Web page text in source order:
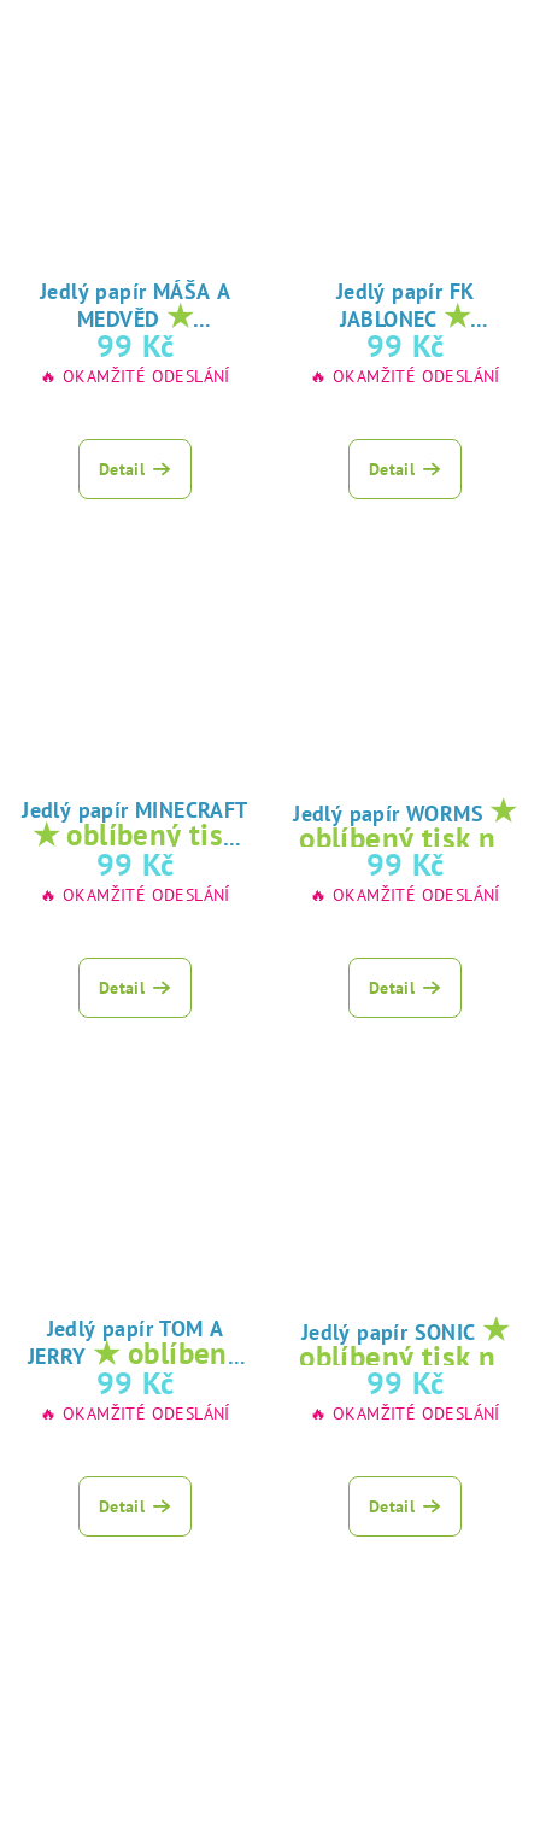
Jedlý papír MÁŠA A
MEDVĚD ★
oblíbený tisk na
jedlý papír
99 Kč
🔥 OKAMŽITÉ ODESLÁNÍ
Detail
Jedlý papír FK
JABLONEC ★
oblíbený tisk na
jedlý papír
99 Kč
🔥 OKAMŽITÉ ODESLÁNÍ
Detail
Jedlý papír MINECRAFT
★ oblíbený tisk
na jedlý papír
99 Kč
🔥 OKAMŽITÉ ODESLÁNÍ
Detail
Jedlý papír WORMS ★
oblíbený tisk na
jedlý papír
99 Kč
🔥 OKAMŽITÉ ODESLÁNÍ
Detail
Jedlý papír TOM A
JERRY ★ oblíbený
tisk na jedlý
papír
99 Kč
🔥 OKAMŽITÉ ODESLÁNÍ
Detail
Jedlý papír SONIC ★
oblíbený tisk na
jedlý papír
99 Kč
🔥 OKAMŽITÉ ODESLÁNÍ
Detail